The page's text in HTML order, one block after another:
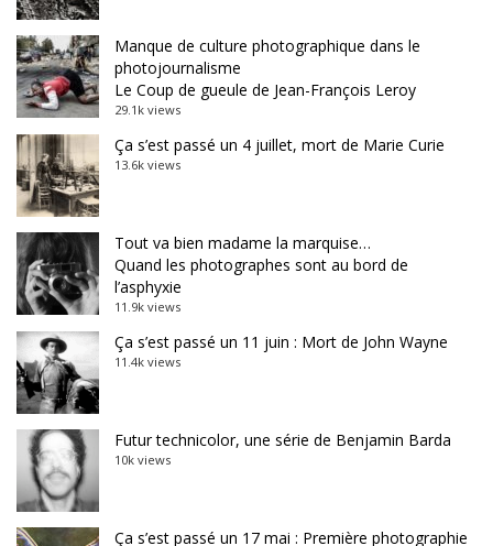
Manque de culture photographique dans le
photojournalisme
Le Coup de gueule de Jean-François Leroy
29.1k views
Ça s’est passé un 4 juillet, mort de Marie Curie
13.6k views
Tout va bien madame la marquise…
Quand les photographes sont au bord de
l’asphyxie
11.9k views
Ça s’est passé un 11 juin : Mort de John Wayne
11.4k views
Futur technicolor, une série de Benjamin Barda
10k views
Ça s’est passé un 17 mai : Première photographie